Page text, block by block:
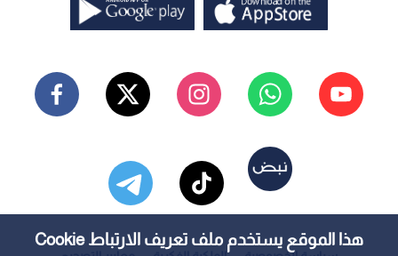
هذا الموقع يستخدم ملف تعريف الارتباط Cookie